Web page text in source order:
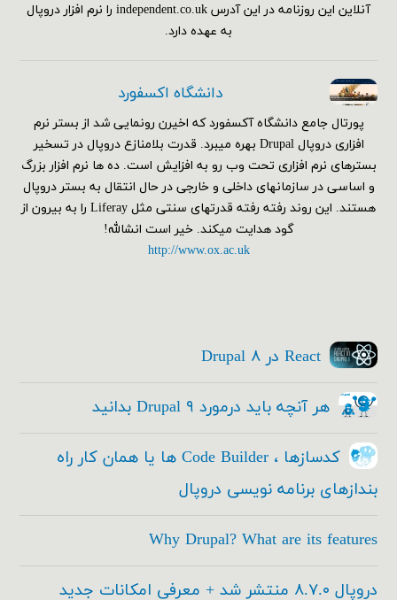
آنلاین این روزنامه در این آدرس independent.co.uk را نرم افزار دروپال
به عهده دارد.
دانشگاه اکسفورد
پورتال جامع دانشگاه آکسفورد که اخیرن رونمایی شد از بستر نرم
افزاری دروپال Drupal بهره میبرد. قدرت بلامنازع دروپال در تسخیر
بسترهای نرم افزاری تحت وب رو به افزایش است. ده ها نرم افزار بزرگ
و اساسی در سازمانهای داخلی و خارجی در حال انتقال به بستر دروپال
هستند. این روند رفته رفته قدرتهای سنتی مثل Liferay را به بیرون از
گود هدایت میکند. خیر است انشالله!
http://www.ox.ac.uk
React در Drupal ۸
هر آنچه باید درمورد Drupal ۹ بدانید
کدسازها ، Code Builder ها یا همان کار راه
بندازهای برنامه نویسی دروپال
Why Drupal? What are its features
دروپال ۸.۷.۰ منتشر شد + معرفی امکانات جدید